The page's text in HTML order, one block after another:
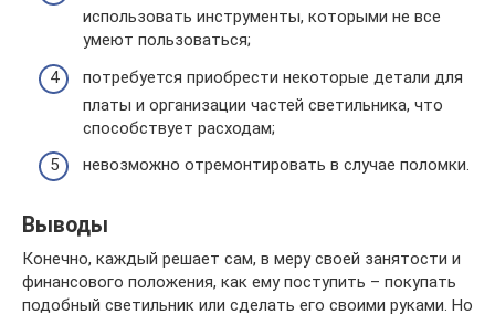
использовать инструменты, которыми не все
умеют пользоваться;
потребуется приобрести некоторые детали для
платы и организации частей светильника, что
способствует расходам;
невозможно отремонтировать в случае поломки.
Выводы
Конечно, каждый решает сам, в меру своей занятости и
финансового положения, как ему поступить – покупать
подобный светильник или сделать его своими руками. Но